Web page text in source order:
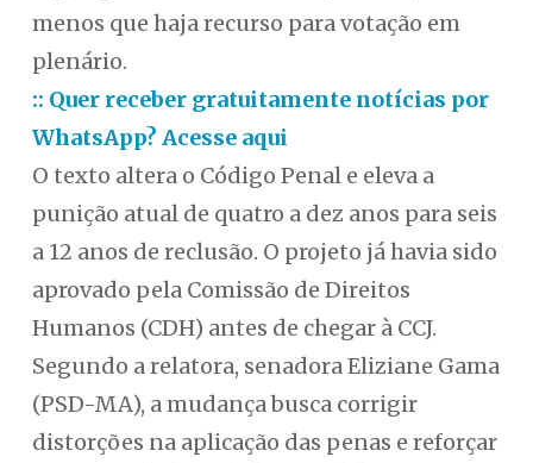
menos que haja recurso para votação em
plenário.
:: Quer receber gratuitamente notícias por
WhatsApp? Acesse aqui
O texto altera o Código Penal e eleva a
punição atual de quatro a dez anos para seis
a 12 anos de reclusão. O projeto já havia sido
aprovado pela Comissão de Direitos
Humanos (CDH) antes de chegar à CCJ.
Segundo a relatora, senadora Eliziane Gama
(PSD-MA), a mudança busca corrigir
distorções na aplicação das penas e reforçar